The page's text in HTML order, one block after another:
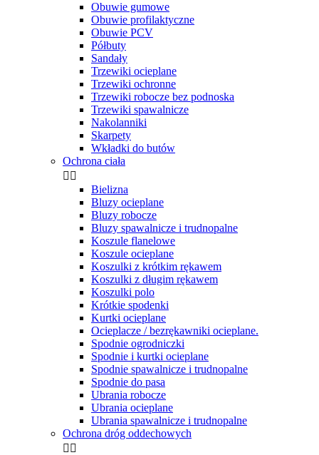
Obuwie gumowe
Obuwie profilaktyczne
Obuwie PCV
Półbuty
Sandały
Trzewiki ocieplane
Trzewiki ochronne
Trzewiki robocze bez podnoska
Trzewiki spawalnicze
Nakolanniki
Skarpety
Wkładki do butów
Ochrona ciała
 
Bielizna
Bluzy ocieplane
Bluzy robocze
Bluzy spawalnicze i trudnopalne
Koszule flanelowe
Koszule ocieplane
Koszulki z krótkim rękawem
Koszulki z długim rękawem
Koszulki polo
Krótkie spodenki
Kurtki ocieplane
Ocieplacze / bezrękawniki ocieplane.
Spodnie ogrodniczki
Spodnie i kurtki ocieplane
Spodnie spawalnicze i trudnopalne
Spodnie do pasa
Ubrania robocze
Ubrania ocieplane
Ubrania spawalnicze i trudnopalne
Ochrona dróg oddechowych
 